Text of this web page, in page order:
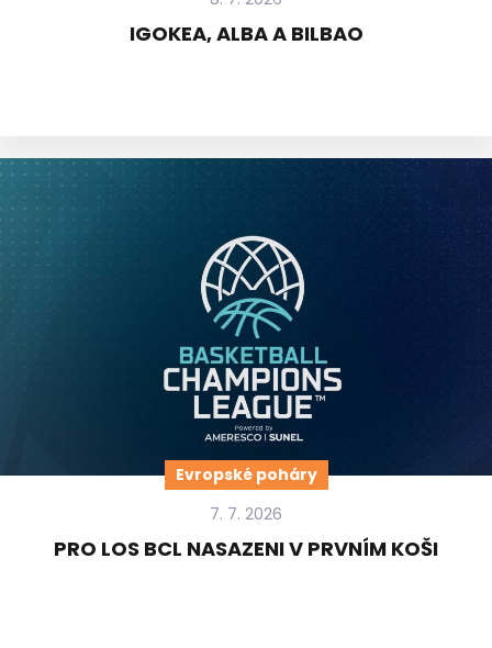
IGOKEA, ALBA A BILBAO
Evropské poháry
7. 7. 2026
PRO LOS BCL NASAZENI V PRVNÍM KOŠI